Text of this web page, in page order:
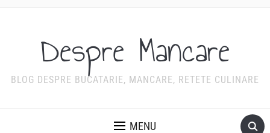
Despre Mancare
BLOG DESPRE BUCATARIE, MANCARE, RETETE CULINARE
MENU